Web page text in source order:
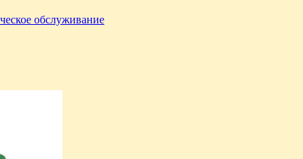
обслуживание